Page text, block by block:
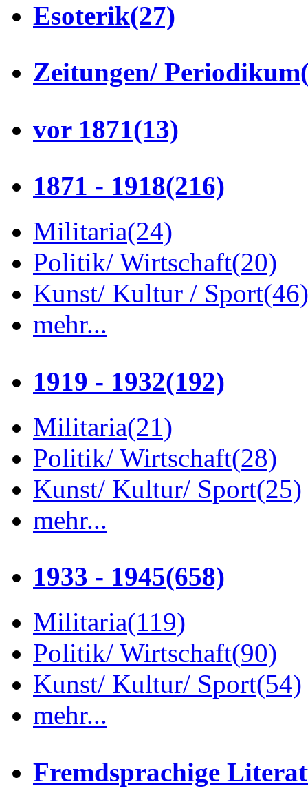
Esoterik(27)
Zeitungen/ Periodikum
vor 1871(13)
1871 - 1918(216)
Militaria(24)
Politik/ Wirtschaft(20)
Kunst/ Kultur / Sport(46)
mehr...
1919 - 1932(192)
Militaria(21)
Politik/ Wirtschaft(28)
Kunst/ Kultur/ Sport(25)
mehr...
1933 - 1945(658)
Militaria(119)
Politik/ Wirtschaft(90)
Kunst/ Kultur/ Sport(54)
mehr...
Fremdsprachige